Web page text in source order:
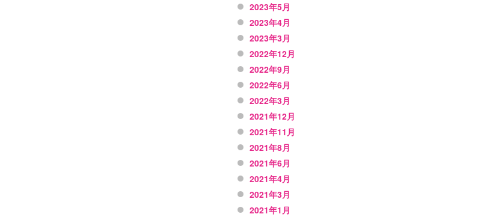
2023年5月
2023年4月
2023年3月
2022年12月
2022年9月
2022年6月
2022年3月
2021年12月
2021年11月
2021年8月
2021年6月
2021年4月
2021年3月
2021年1月